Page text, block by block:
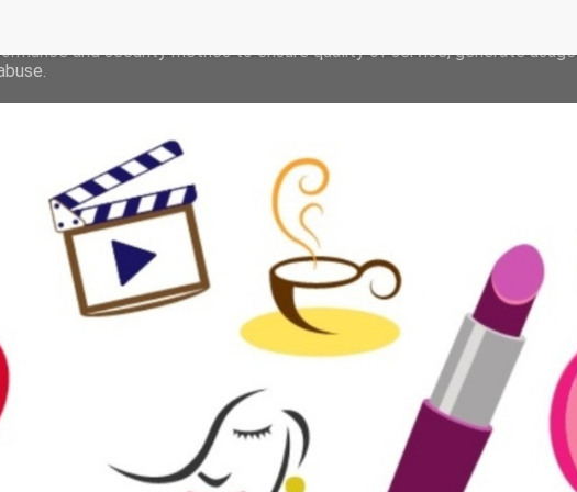
its services and to analyze traffic. Your IP address and user-agent
and security metrics to ensure quality of service, generate usage